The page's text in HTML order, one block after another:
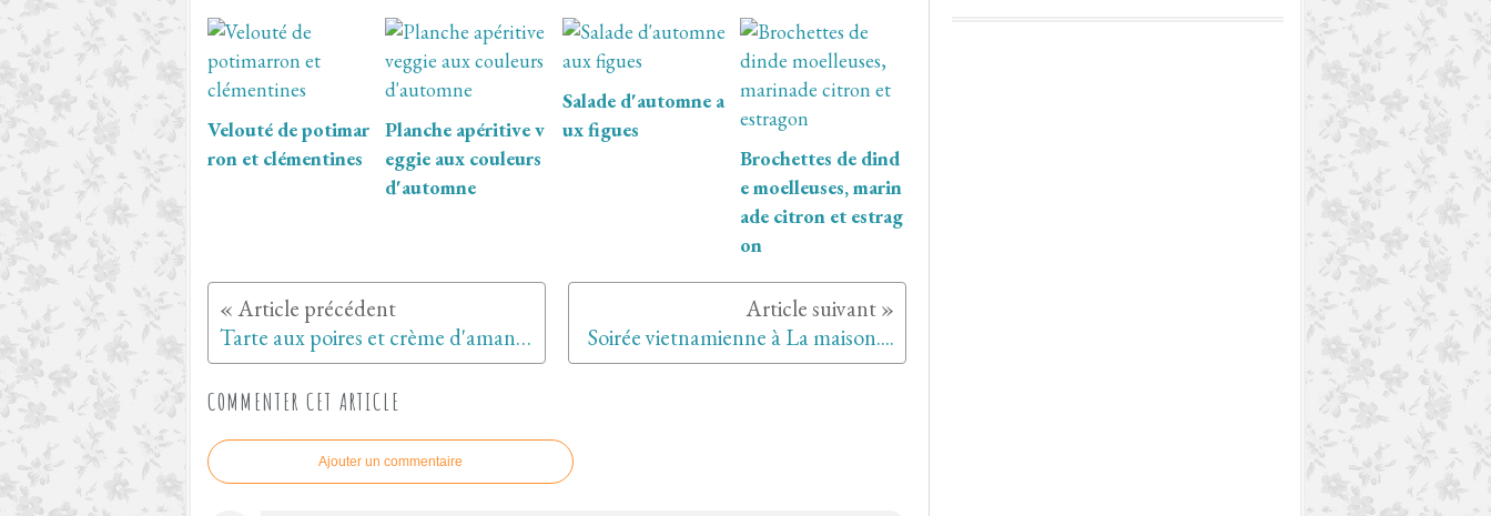
Velouté de potimar
ron et clémentines
Planche apéritive v
eggie aux couleurs
d'automne
Salade d'automne a
ux figues
Brochettes de dind
e moelleuses, marin
ade citron et estrag
on
Tarte aux poires et crème d'amandes Soirée vietnamienne à La maison....
COMMENTER CET ARTICLE
Ajouter un commentaire